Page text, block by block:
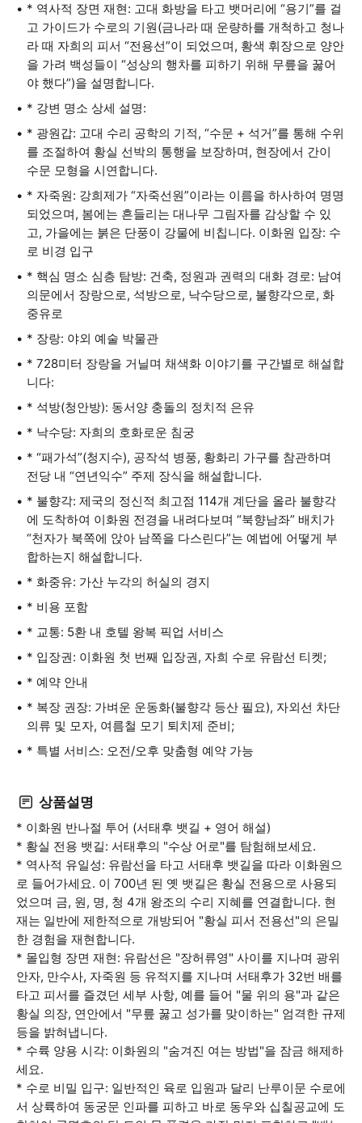
* 역사적 장면 재현: 고대 화방을 타고 뱃머리에 “용기”를 걸
고 가이드가 수로의 기원(금나라 때 운량하를 개척하고 청나
라 때 자희의 피서 “전용선”이 되었으며, 황색 휘장으로 양안
을 가려 백성들이 “성상의 행차를 피하기 위해 무릎을 꿇어
야 했다”)을 설명합니다.
* 강변 명소 상세 설명:
* 광원갑: 고대 수리 공학의 기적, “수문 + 석거”를 통해 수위
를 조절하여 황실 선박의 통행을 보장하며, 현장에서 간이
수문 모형을 시연합니다.
* 자죽원: 강희제가 “자죽선원”이라는 이름을 하사하여 명명
되었으며, 봄에는 흔들리는 대나무 그림자를 감상할 수 있
고, 가을에는 붉은 단풍이 강물에 비칩니다. 이화원 입장: 수
로 비경 입구
* 핵심 명소 심층 탐방: 건축, 정원과 권력의 대화 경로: 남여
의문에서 장랑으로, 석방으로, 낙수당으로, 불향각으로, 화
중유로
* 장랑: 야외 예술 박물관
* 728미터 장랑을 거닐며 채색화 이야기를 구간별로 해설합
니다:
* 석방(청안방): 동서양 충돌의 정치적 은유
* 낙수당: 자희의 호화로운 침궁
* “패가석”(청지수), 공작석 병풍, 황화리 가구를 참관하며
전당 내 “연년익수” 주제 장식을 해설합니다.
* 불향각: 제국의 정신적 최고점 114개 계단을 올라 불향각
에 도착하여 이화원 전경을 내려다보며 “북향남좌” 배치가
“천자가 북쪽에 앉아 남쪽을 다스린다”는 예법에 어떻게 부
합하는지 해설합니다.
* 화중유: 가산 누각의 허실의 경지
* 비용 포함
* 교통: 5환 내 호텔 왕복 픽업 서비스
* 입장권: 이화원 첫 번째 입장권, 자희 수로 유람선 티켓;
* 예약 안내
* 복장 권장: 가벼운 운동화(불향각 등산 필요), 자외선 차단
의류 및 모자, 여름철 모기 퇴치제 준비;
* 특별 서비스: 오전/오후 맞춤형 예약 가능
상품설명
* 이화원 반나절 투어 (서태후 뱃길 + 영어 해설)
* 황실 전용 뱃길: 서태후의 "수상 어로"를 탐험해보세요.
* 역사적 유일성: 유람선을 타고 서태후 뱃길을 따라 이화원으
로 들어가세요. 이 700년 된 옛 뱃길은 황실 전용으로 사용되
었으며 금, 원, 명, 청 4개 왕조의 수리 지혜를 연결합니다. 현
재는 일반에 제한적으로 개방되어 "황실 피서 전용선"의 은밀
한 경험을 재현합니다.
* 몰입형 장면 재현: 유람선은 "장허류영" 사이를 지나며 광위
안자, 만수사, 자죽원 등 유적지를 지나며 서태후가 32번 배를
타고 피서를 즐겼던 세부 사항, 예를 들어 "물 위의 용"과 같은
황실 의장, 연안에서 "무릎 꿇고 성가를 맞이하는" 엄격한 규제
등을 밝혀냅니다.
* 수륙 양용 시각: 이화원의 "숨겨진 여는 방법"을 잠금 해제하
세요.
* 수로 비밀 입구: 일반적인 육로 입원과 달리 난루이문 수로에
서 상륙하여 동궁문 인파를 피하고 바로 동우와 십칠공교에 도